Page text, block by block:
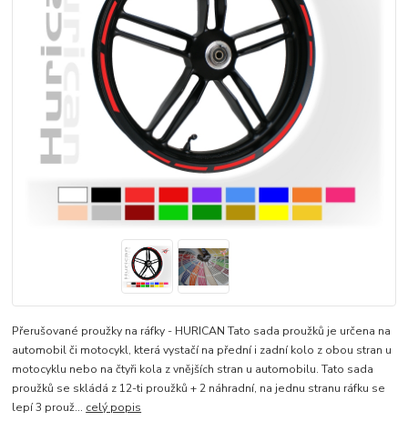
Přerušované proužky na ráfky - HURICAN Tato sada proužků je určena na
automobil či motocykl, která vystačí na přední i zadní kolo z obou stran u
motocyklu nebo na čtyři kola z vnějších stran u automobilu. Tato sada
proužků se skládá z 12-ti proužků + 2 náhradní, na jednu stranu ráfku se
lepí 3 prouž... celý popis